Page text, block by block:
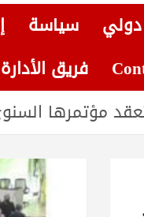
دولي سياسة
فريق
مؤتمرها